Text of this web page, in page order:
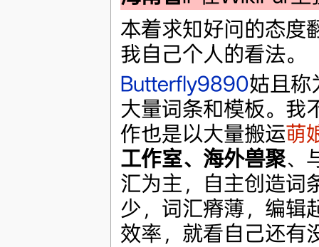
本着求知好问的态度
我自己个人的看法。
Butterfly9890姑且称
大量词条和模板。我
作也是以大量搬运萌
工作室、海外兽聚、
汇为主，自主创造词
少，词汇瘠薄，编辑
效率，就看自己还有